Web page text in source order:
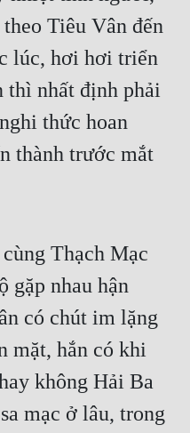
Tiêu Vân đến
lúc, hơi hơi triển
thì nhất định phải
thức hoan
thành trước mắt
Thạch Mạc
gặp nhau hận
có chút im lặng
mặt, hắn có khi
không Hải Ba
mạc ở lâu, trong